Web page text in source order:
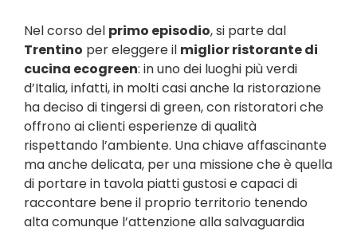
Nel corso del primo episodio, si parte dal
Trentino per eleggere il miglior ristorante di
cucina ecogreen: in uno dei luoghi più verdi
d’Italia, infatti, in molti casi anche la ristorazione
ha deciso di tingersi di green, con ristoratori che
offrono ai clienti esperienze di qualità
rispettando l’ambiente. Una chiave affascinante
ma anche delicata, per una missione che è quella
di portare in tavola piatti gustosi e capaci di
raccontare bene il proprio territorio tenendo
alta comunque l’attenzione alla salvaguardia